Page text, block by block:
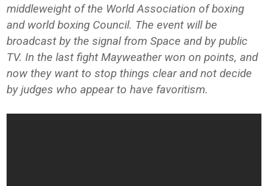
middleweight of the World Association of boxing
and world boxing Council. The event will be
broadcast by the signal from Space and by public
TV. In the last fight Mayweather won on points, and
now they want to stop things clear and not decide
by judges who appear to have favoritism.